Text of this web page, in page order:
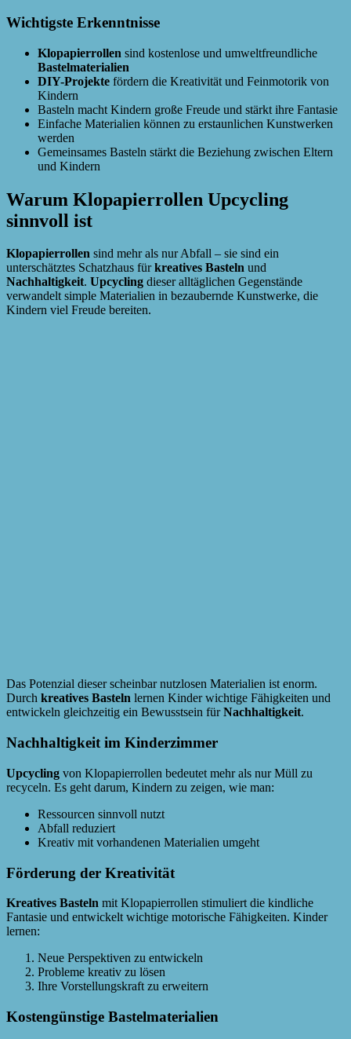
Wichtigste Erkenntnisse
Klopapierrollen sind kostenlose und umweltfreundliche
Bastelmaterialien
DIY-Projekte fördern die Kreativität und Feinmotorik von
Kindern
Basteln macht Kindern große Freude und stärkt ihre Fantasie
Einfache Materialien können zu erstaunlichen Kunstwerken
werden
Gemeinsames Basteln stärkt die Beziehung zwischen Eltern
und Kindern
Warum Klopapierrollen Upcycling
sinnvoll ist
Klopapierrollen sind mehr als nur Abfall – sie sind ein
unterschätztes Schatzhaus fürkreatives Basteln und
Nachhaltigkeit. Upcycling dieser alltäglichen Gegenstände
verwandelt simple Materialien in bezaubernde Kunstwerke, die
Kindern viel Freude bereiten.
Das Potenzial dieser scheinbar nutzlosen Materialien ist enorm.
Durch kreatives Basteln lernen Kinder wichtige Fähigkeiten und
entwickeln gleichzeitig ein Bewusstsein fürNachhaltigkeit.
Nachhaltigkeit im Kinderzimmer
Upcycling von Klopapierrollen bedeutet mehr als nur Müll zu
recyceln. Es geht darum, Kindern zu zeigen, wie man:
Ressourcen sinnvoll nutzt
Abfall reduziert
Kreativ mit vorhandenen Materialien umgeht
Förderung der Kreativität
Kreatives Basteln mit Klopapierrollen stimuliert die kindliche
Fantasie und entwickelt wichtige motorische Fähigkeiten. Kinder
lernen:
Neue Perspektiven zu entwickeln
Probleme kreativ zu lösen
Ihre Vorstellungskraft zu erweitern
Kostengünstige Bastelmaterialien